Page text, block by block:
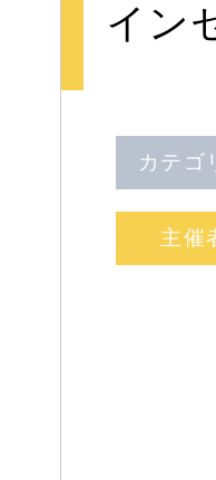
イン
カテゴ
主催